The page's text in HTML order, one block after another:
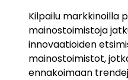
Kilpailu markkinoilla
mainostoimistoja
innovaatioiden
mainostoimistot,
ennakoimaan